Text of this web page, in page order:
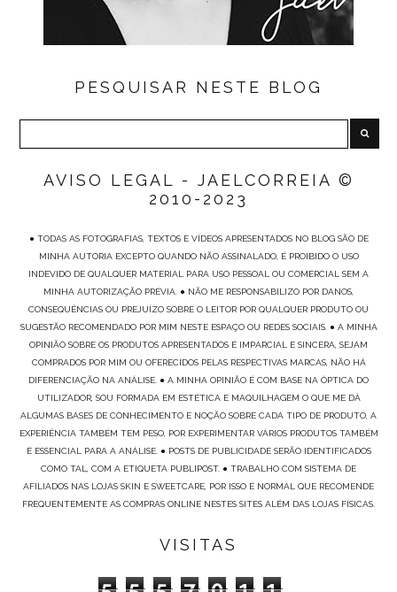
PESQUISAR NESTE BLOG
AVISO LEGAL - JAELCORREIA ©
2010-2023
● TODAS AS FOTOGRAFIAS, TEXTOS E VÍDEOS APRESENTADOS NO BLOG SÃO DE
MINHA AUTORIA EXCEPTO QUANDO NÃO ASSINALADO, É PROIBIDO O USO
INDEVIDO DE QUALQUER MATERIAL PARA USO PESSOAL OU COMERCIAL SEM A
MINHA AUTORIZAÇÃO PRÉVIA. ● NÃO ME RESPONSABILIZO POR DANOS,
CONSEQUÊNCIAS OU PREJUÍZO SOBRE O LEITOR POR QUALQUER PRODUTO OU
SUGESTÃO RECOMENDADO POR MIM NESTE ESPAÇO OU REDES SOCIAIS. ● A MINHA
OPINIÃO SOBRE OS PRODUTOS APRESENTADOS É IMPARCIAL E SINCERA, SEJAM
COMPRADOS POR MIM OU OFERECIDOS PELAS RESPECTIVAS MARCAS, NÃO HÁ
DIFERENCIAÇÃO NA ANÁLISE. ● A MINHA OPINIÃO É COM BASE NA ÓPTICA DO
UTILIZADOR, SOU FORMADA EM ESTÉTICA E MAQUILHAGEM O QUE ME DÁ
ALGUMAS BASES DE CONHECIMENTO E NOÇÃO SOBRE CADA TIPO DE PRODUTO, A
EXPERIÊNCIA TAMBÉM TEM PESO, POR EXPERIMENTAR VÁRIOS PRODUTOS TAMBÉM
É ESSENCIAL PARA A ANÁLISE. ● POSTS DE PUBLICIDADE SERÃO IDENTIFICADOS
COMO TAL, COM A ETIQUETA PUBLIPOST. ● TRABALHO COM SISTEMA DE
AFILIADOS NAS LOJAS SKIN E SWEETCARE, POR ISSO É NORMAL QUE RECOMENDE
FREQUENTEMENTE AS COMPRAS ONLINE NESTES SITES ALÉM DAS LOJAS FÍSICAS.
VISITAS